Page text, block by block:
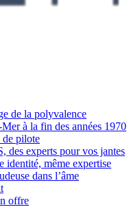
de la polyvalence
à la fin des années 1970
pilote
experts pour vos jantes
même expertise
dans l’âme
offre